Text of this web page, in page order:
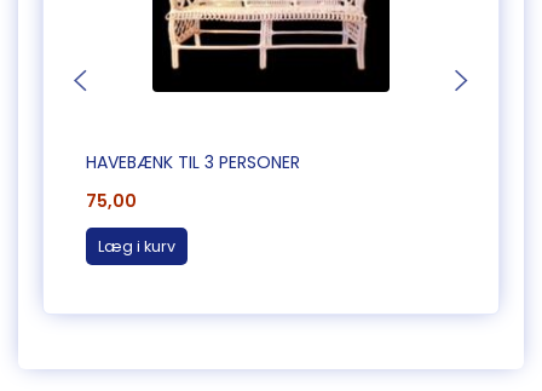
HAVEBÆNK TIL 3 PERSONER
75,00
Læg i kurv